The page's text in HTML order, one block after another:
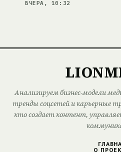
ВЧЕРА, 10:32
Анализируем бизнес-модели
тренды соцсетей и карьерные
кто создает контент,
О